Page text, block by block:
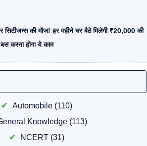
सिटीजन्स की मौज! हर महीने घर बैठे मिलेगी ₹20,000 की
करना होगा ये काम
Automobile(110)
Knowledge (113)
NCERT(31)